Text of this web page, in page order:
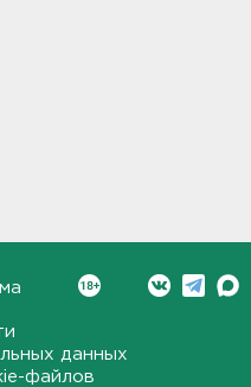
данных
файлов